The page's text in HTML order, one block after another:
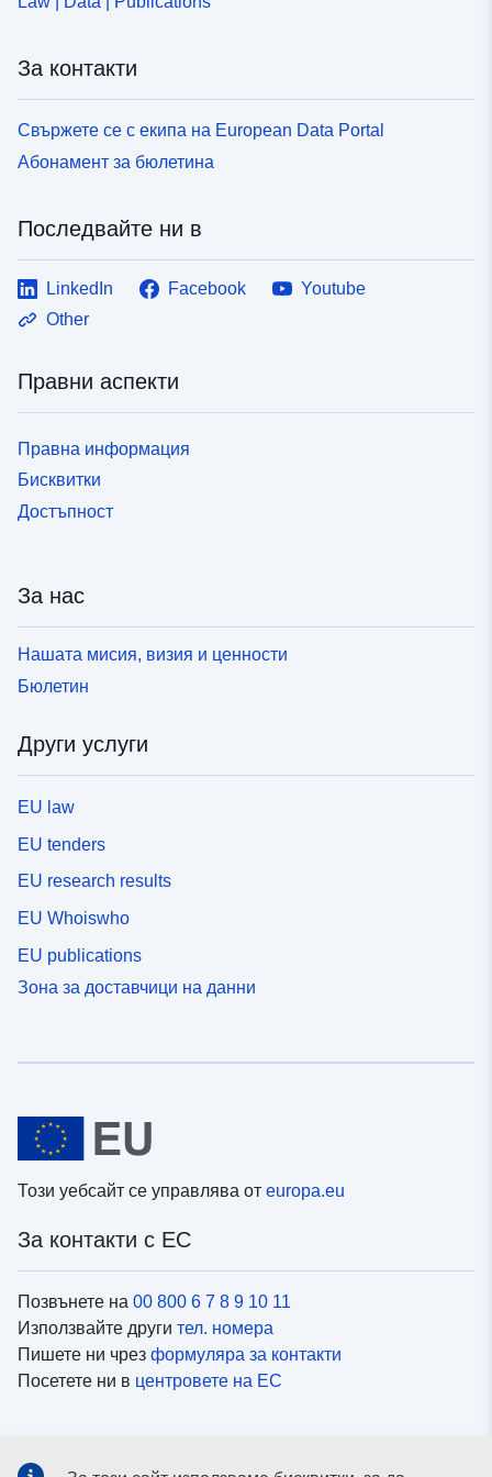
uriRef:
За контакти
Свържете се с екипа на European Data Portal
Абонамент за бюлетина
Последвайте ни в
LinkedIn Facebook
Youtube
Other
Правни аспекти
Правна информация
Бисквитки
Достъпност
За нас
Нашата мисия, визия и ценности
Бюлетин
Други услуги
EU law
EU tenders
EU research results
EU Whoiswho
EU publications
Зона за доставчици на данни
Този уебсайт се управлява от europa.eu
За контакти с ЕС
Позвънете на 00 800 6 7 8 9 10 11
Използвайте други тел. номера
Пишете ни чрез формуляра за контакти
Посетете ни в центровете на ЕС